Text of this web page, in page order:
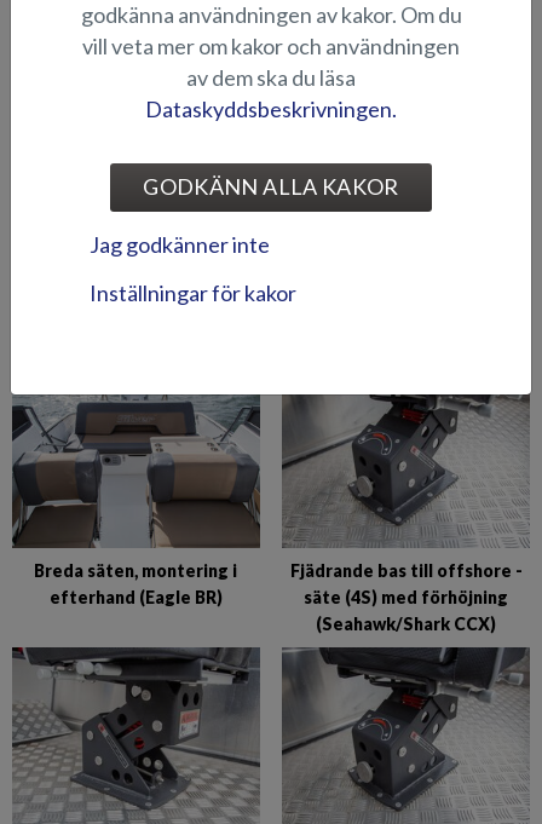
Bord m. bordsben (Tiger
BR/DC, Puma BR)
Bord med låsbart bordsben
(Viper DC)
Bord med separat bordsben
Breda säten, montering i
efterhand (Eagle BR)
Fjädrande bas till offshore -
säte (4S) med förhöjning
(Seahawk/Shark CCX)
godkänna användningen av kakor. Om du
vill veta mer om kakor och användningen
av dem ska du läsa
Dataskyddsbeskrivningen.
GODKÄNN ALLA KAKOR
Jag godkänner inte
Inställningar för kakor